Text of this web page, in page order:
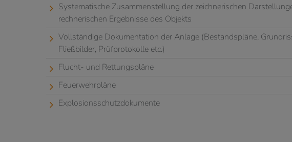
Systematische Zusammenstellung der zeichnerischen
rechnerischen Ergebnisse des Objekts
Vollständige Dokumentation der Anlage (Bestandspläne,
Fließbilder, Prüfprotokolle etc.)
Flucht- und Rettungspläne
Feuerwehrpläne
Explosionsschutzdokumente